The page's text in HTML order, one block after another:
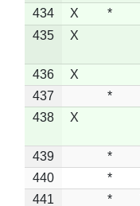
434
X *
435
X
436 X
437
*
438
X
439 *
440
*
441
*